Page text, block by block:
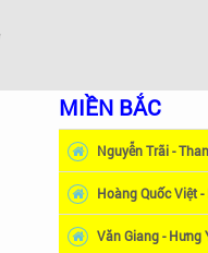
MIỀN BẮC
Nguyễn Trãi -
Hoàng Quốc Việt
Văn Giang - Hưng